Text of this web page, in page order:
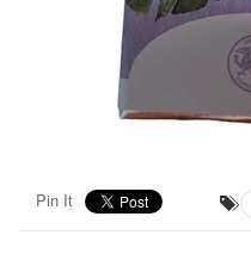
Pin It